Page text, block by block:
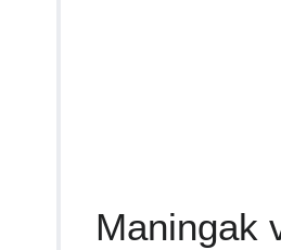
Maningak